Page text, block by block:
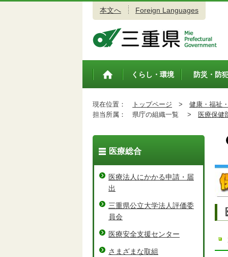
本文へ Foreign Languages
トップペ
くらし・環境 防災・防
現在位置： トップページ > 健康・福祉
担当所属：
県庁の組織一覧 > 医療保健
医療総合
医療法人にかかる申請・届
出
三重県公立大学法人評価委
員会
医療安全支援センター
さまざまな取組